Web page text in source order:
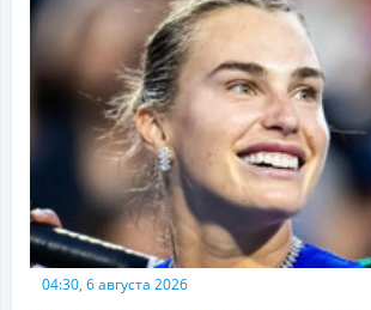
04:30, 6 августа 2026